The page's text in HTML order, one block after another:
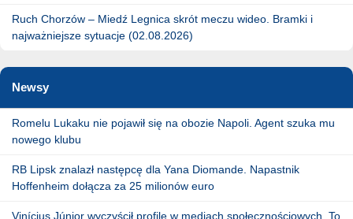
Ruch Chorzów – Miedź Legnica skrót meczu wideo. Bramki i
najważniejsze sytuacje (02.08.2026)
Newsy
Romelu Lukaku nie pojawił się na obozie Napoli. Agent szuka mu
nowego klubu
RB Lipsk znalazł następcę dla Yana Diomande. Napastnik
Hoffenheim dołącza za 25 milionów euro
Vinícius Júnior wyczyścił profile w mediach społecznościowych. To